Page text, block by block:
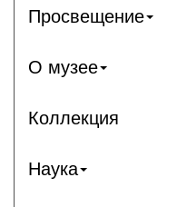
Просвещение
О музее
Коллекция
Наука